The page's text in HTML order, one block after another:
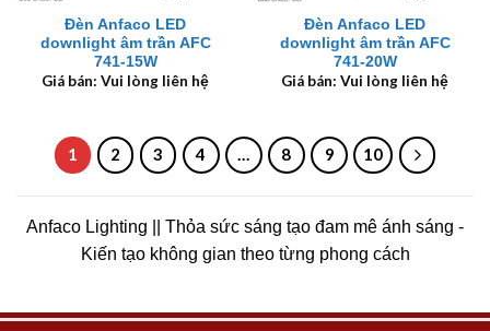
Đèn Anfaco LED
downlight âm trần AFC
741-15W
Giá bán: Vui lòng liên hệ
Đèn Anfaco LED
downlight âm trần AFC
741-20W
Giá bán: Vui lòng liên hệ
1 2 3 4 … 8 9 10
Anfaco Lighting || Thỏa sức sáng tạo đam mê ánh sáng -
Kiến tạo không gian theo từng phong cách